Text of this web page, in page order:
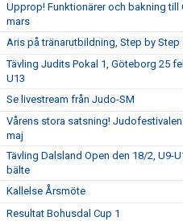
Upprop! Funktionärer och bakning till
mars
Aris på tränarutbildning, Step by Step
Tävling Judits Pokal 1, Göteborg 25
U13
Se livestream från Judo-SM
Vårens stora satsning!
maj
Tävling Dalsland Open den 18/2, U9-
bälte
Kallelse Årsmöte
Resultat Bohusdal Cup 1